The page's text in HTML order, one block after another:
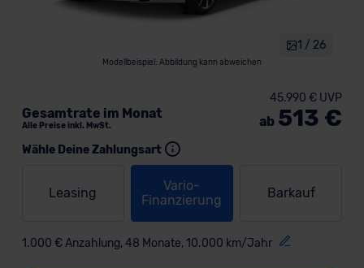
Modellbeispiel: Abbildung kann abweichen
1 / 26
Wähle Deine Zahlungsart
Leasing
Vario-
Finanzierung
Barkauf
1.000 € Anzahlung, 48 Monate, 10.000 km/Jahr
Gesamtrate im Monat
Alle Preise inkl. MwSt.
45.990 € UVP
ab 513 €